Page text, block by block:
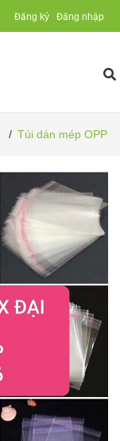
Đăng ký Đăng nhập
/ Túi dán mép OPP